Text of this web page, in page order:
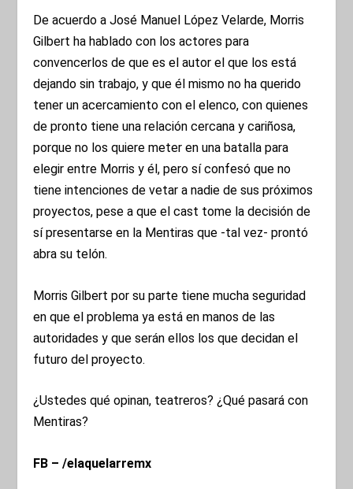
De acuerdo a José Manuel López Velarde, Morris
Gilbert ha hablado con los actores para
convencerlos de que es el autor el que los está
dejando sin trabajo, y que él mismo no ha querido
tener un acercamiento con el elenco, con quienes
de pronto tiene una relación cercana y cariñosa,
porque no los quiere meter en una batalla para
elegir entre Morris y él, pero sí confesó que no
tiene intenciones de vetar a nadie de sus próximos
proyectos, pese a que el cast tome la decisión de
sí presentarse en la Mentiras que -tal vez- prontó
abra su telón.
Morris Gilbert por su parte tiene mucha seguridad
en que el problema ya está en manos de las
autoridades y que serán ellos los que decidan el
futuro del proyecto.
¿Ustedes qué opinan, teatreros? ¿Qué pasará con
Mentiras?
FB – /elaquelarremx